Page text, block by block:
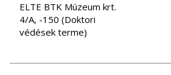
ELTE BTK Múzeum krt.
4/A, -150 (Doktori
védések terme)